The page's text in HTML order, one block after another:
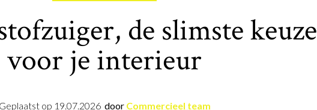
de slimste keuze
voor je interieur
Geplaatst op 19.07.2026 door Commercieel team